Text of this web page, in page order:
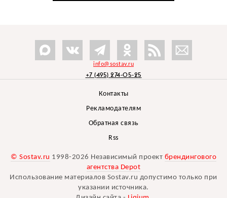
info@sostav.ru
+7 (495) 274-05-25
Контакты
Рекламодателям
Обратная связь
Rss
© Sostav.ru 1998-2026 Независимый проект брендингового
агентства Depot
Использование материалов Sostav.ru допустимо только при
указании источника.